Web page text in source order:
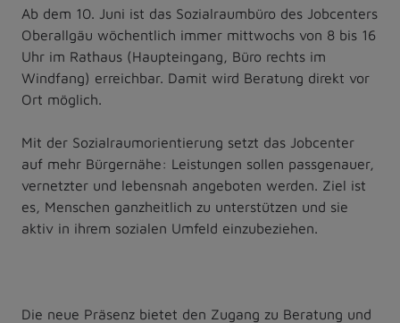
Ab dem 10. Juni ist das Sozialraumbüro des Jobcenters
Oberallgäu wöchentlich immer mittwochs von 8 bis 16
Uhr im Rathaus (Haupteingang, Büro rechts im
Windfang) erreichbar. Damit wird Beratung direkt vor
Ort möglich.
Mit der Sozialraumorientierung setzt das Jobcenter
auf mehr Bürgernähe: Leistungen sollen passgenauer,
vernetzter und lebensnah angeboten werden. Ziel ist
es, Menschen ganzheitlich zu unterstützen und sie
aktiv in ihrem sozialen Umfeld einzubeziehen.
Die neue Präsenz bietet den Zugang zu Beratung und